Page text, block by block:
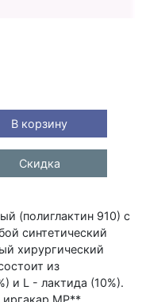
В корзину
Скидка
(полиглактин 910) с
синтетический
хирургический
из
и L - лактида (10%).
МР**